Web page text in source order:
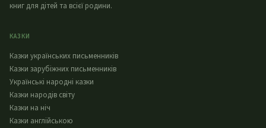
книг для дітей та всієї родини.
КАЗКИ
Казки українських письменників
Казки зарубіжних письменників
Українські народні казки
Казки народів світу
Казки на ніч
Казки англійською